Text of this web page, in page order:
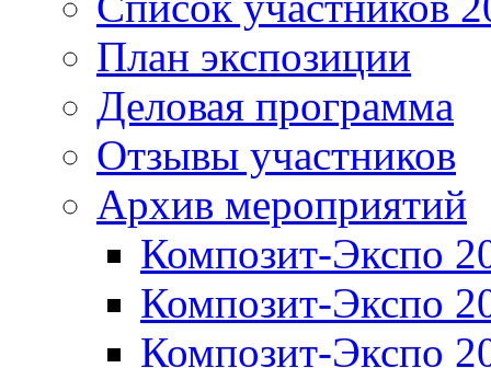
План экспозиции
Деловая программа
Отзывы участников
Архив мероприятий
Композит-Экспо
Композит-Экспо
Композит-Экспо